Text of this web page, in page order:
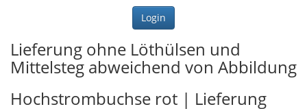
Login
Lieferung ohne Löthülsen und
Mittelsteg abweichend von Abbildung
Hochstrombuchse rot | Lieferung